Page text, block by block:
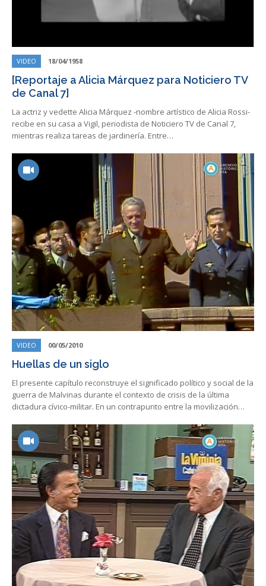
VIDEO 18/04/1958
[Reportaje a Alicia Márquez para Noticiero TV
de Canal 7]
La actriz y vedette Alicia Márquez -nombre artístico de Alicia Rossi-
recibe en su casa a Vigil, periodista de Noticiero TV de Canal 7,
mientras realiza tareas de jardinería. Entre…
VIDEO 00/05/2010
Huellas de un siglo
El presente capítulo reconstruye el significado político y social de la
guerra de Malvinas durante el contexto de crisis de la última
dictadura cívico-militar. En un contrapunto entre la movilización…